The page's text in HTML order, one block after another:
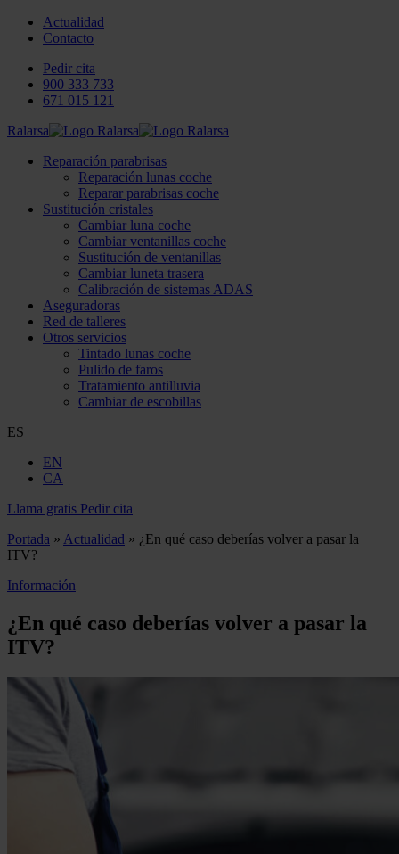
Actualidad
Contacto
Pedir cita
900 333 733
671 015 121
Ralarsa
Reparación parabrisas
Reparación lunas coche
Reparar parabrisas coche
Sustitución cristales
Cambiar luna coche
Cambiar ventanillas coche
Sustitución de ventanillas
Cambiar luneta trasera
Calibración de sistemas ADAS
Aseguradoras
Red de talleres
Otros servicios
Tintado lunas coche
Pulido de faros
Tratamiento antilluvia
Cambiar de escobillas
ES
EN
CA
Llama gratis Pedir cita
Portada » Actualidad » ¿En qué caso deberías volver a pasar la
ITV?
Información
¿En qué caso deberías volver a pasar la
ITV?